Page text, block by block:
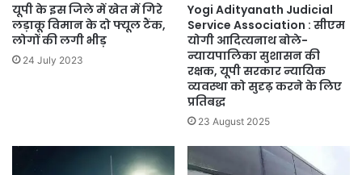
यूपी के इस जिले में खेत में गिरे
लड़ाकू विमान के दो फ्यूल टैंक,
लोगों की लगी भीड़
24 July 2023
Yogi Adityanath Judicial
Service Association : सीएम
योगी आदित्यनाथ बोले-
न्यायपालिका सुशासन की
रक्षक, यूपी सरकार न्यायिक
व्यवस्था को सुदृढ़ करने के लिए
प्रतिबद्ध
23 August 2025